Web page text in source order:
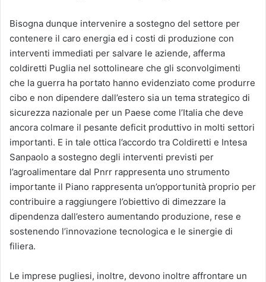
Bisogna dunque intervenire a sostegno del settore per
contenere il caro energia ed i costi di produzione con
interventi immediati per salvare le aziende, afferma
coldiretti Puglia nel sottolineare che gli sconvolgimenti
che la guerra ha portato hanno evidenziato come produrre
cibo e non dipendere dall’estero sia un tema strategico di
sicurezza nazionale per un Paese come l’Italia che deve
ancora colmare il pesante deficit produttivo in molti settori
importanti. E in tale ottica l’accordo tra Coldiretti e Intesa
Sanpaolo a sostegno degli interventi previsti per
l’agroalimentare dal Pnrr rappresenta uno strumento
importante il Piano rappresenta un’opportunità proprio per
contribuire a raggiungere l’obiettivo di dimezzare la
dipendenza dall’estero aumentando produzione, rese e
sostenendo l’innovazione tecnologica e le sinergie di
filiera.
Le imprese pugliesi, inoltre, devono inoltre affrontare un